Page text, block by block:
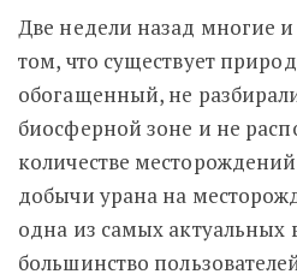
Две недели назад многие
том, что существует
обогащенный, не
биосферной зоне и не
количестве
добычи урана на
одна из самых актуальных
большинство